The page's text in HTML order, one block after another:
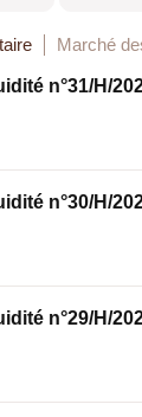
Marché
n°31/H/
n°30/H/
n°29/H/